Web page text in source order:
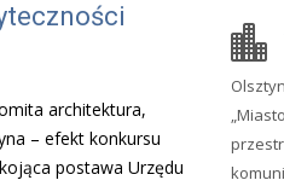
architektura,
– efekt konkursu
postawa Urzędu